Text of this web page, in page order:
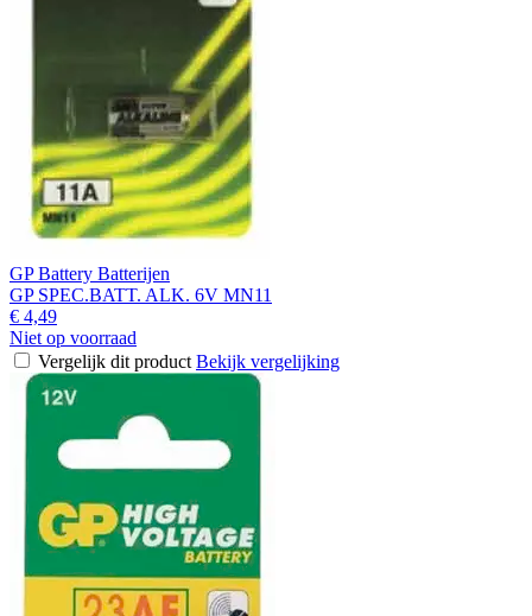
GP Battery Batterijen
GP SPEC.BATT. ALK. 6V MN11
€ 4,49
Niet op voorraad
Vergelijk dit product Bekijk vergelijking